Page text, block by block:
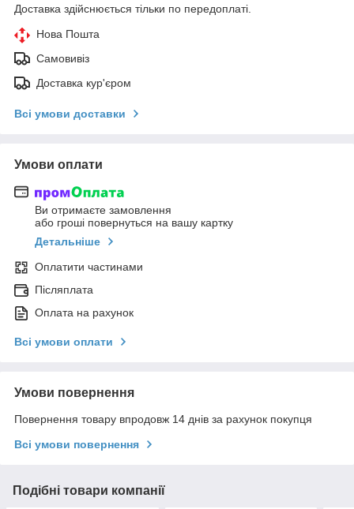
Доставка здійснюється тільки по передоплаті.
Нова Пошта
Самовивіз
Доставка кур'єром
Всі умови доставки
Умови оплати
Ви отримаєте замовлення
або гроші повернуться на вашу картку
Детальніше
Оплатити частинами
Післяплата
Оплата на рахунок
Всі умови оплати
Умови повернення
Повернення товару впродовж 14 днів за рахунок покупця
Всі умови повернення
Подібні товари компанії